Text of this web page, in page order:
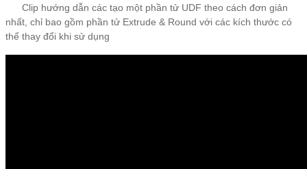
Clip hướng dẫn các tạo một phần tử UDF theo cách đơn giản
nhất, chỉ bao gồm phần tử Extrude & Round với các kích thước có
thể thay đổi khi sử dụng